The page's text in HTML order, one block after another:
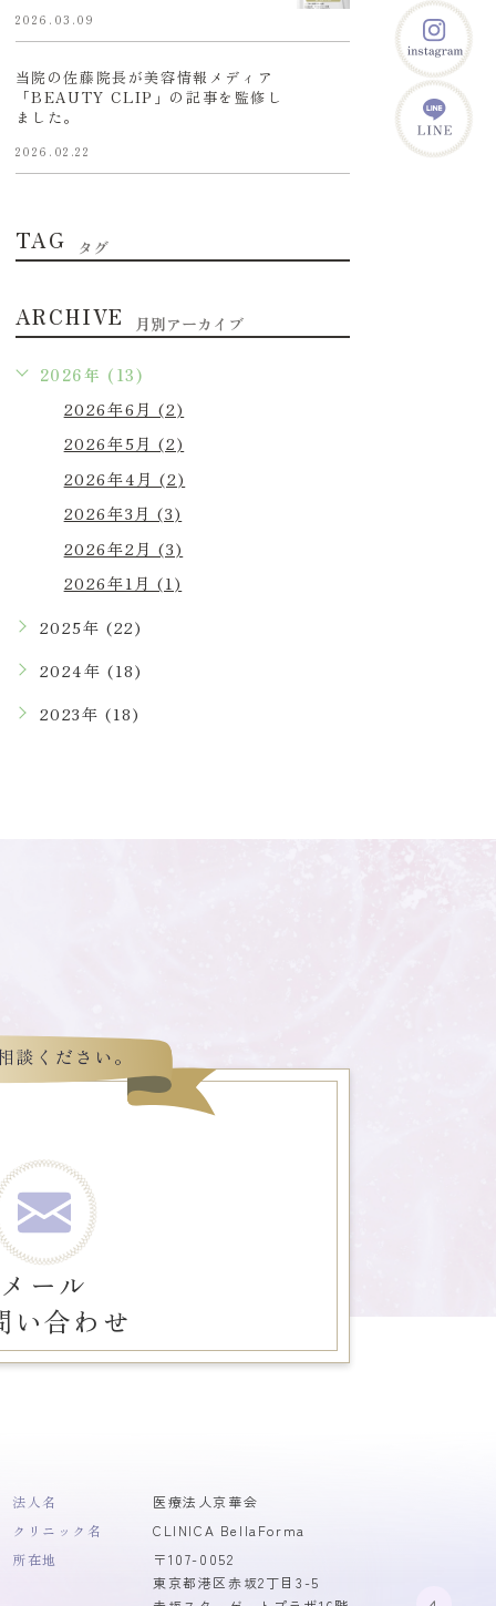
2026.03.09
当院の佐藤院長が美容情報メディア
「BEAUTY CLIP」の記事を監修し
ました。
2026.02.22
TAG タグ
ARCHIVE 月別アーカイブ
2026年 (13)
2026年6月 (2)
2026年5月 (2)
2026年4月 (2)
2026年3月 (3)
2026年2月 (3)
2026年1月 (1)
2025年 (22)
2024年 (18)
2023年 (18)
メール
い合わせ
法人名
医療法人京華会
クリニック名
CLINICA BellaForma
所在地
〒107-0052
東京都港区赤坂2丁目3-5